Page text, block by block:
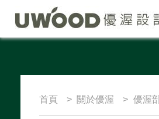
首頁 關於優渥 優渥